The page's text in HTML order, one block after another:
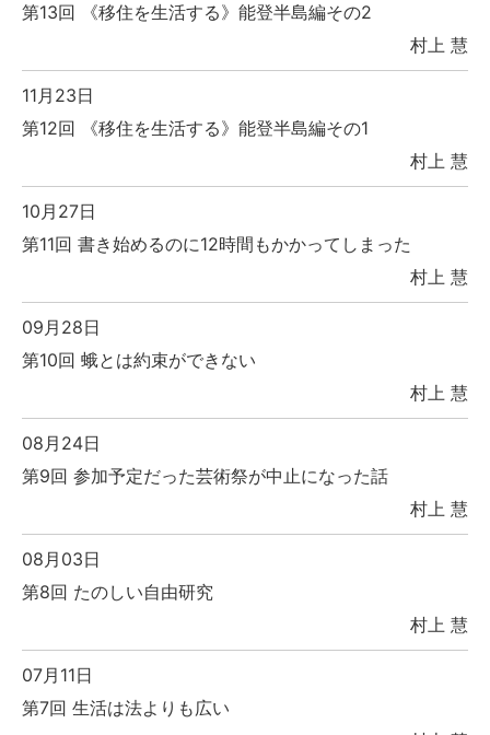
第13回 《移住を生活する》能登半島編その2
村上 慧
11月23日
第12回 《移住を生活する》能登半島編その1
村上 慧
10月27日
第11回 書き始めるのに12時間もかかってしまった
村上 慧
09月28日
第10回 蛾とは約束ができない
村上 慧
08月24日
第9回 参加予定だった芸術祭が中止になった話
村上 慧
08月03日
第8回 たのしい自由研究
村上 慧
07月11日
第7回 生活は法よりも広い